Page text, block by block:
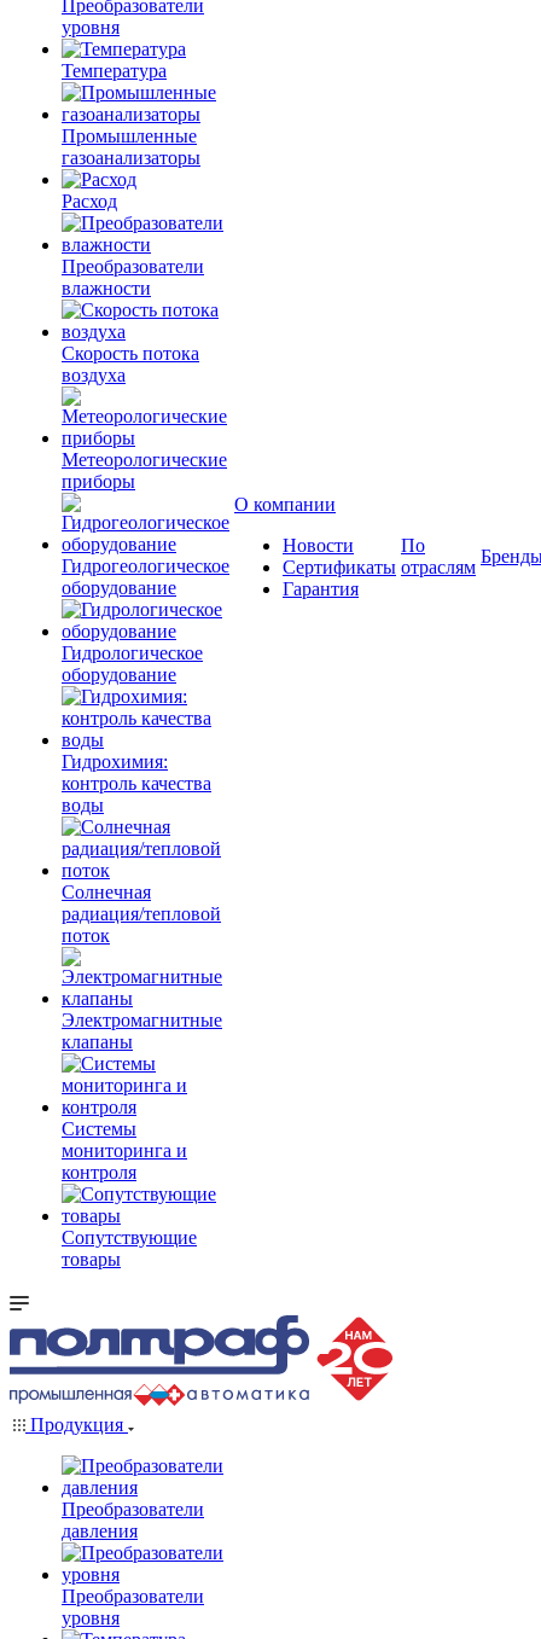
Преобразователи
уровня
Температура
Промышленные
газоанализаторы
Расход
Преобразователи
влажности
Скорость потока
воздуха
Метеорологические
приборы
Гидрогеологическое
оборудование
Гидрологическое
оборудование
Гидрохимия:
контроль качества
воды
Солнечная
радиация/тепловой
поток
Электромагнитные
клапаны
Системы
мониторинга и
контроля
Сопутствующие
товары
О компании
Новости
Сертификаты
Гарантия
По
отраслям
Продукция
Преобразователи
давления
Преобразователи
уровня